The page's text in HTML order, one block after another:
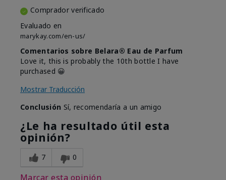
Comprador verificado
Evaluado en
marykay.com/en-us/
Comentarios sobre Belara® Eau de Parfum
Love it, this is probably the 10th bottle I have
purchased 😀
Mostrar Traducción
Conclusión Sí, recomendaría a un amigo
¿Le ha resultado útil esta
opinión?
7 0
Marcar esta opinión